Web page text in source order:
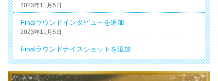
2023年11月5日
Finalラウンドインタビューを追加
2023年11月5日
Finalラウンドナイスショットを追加